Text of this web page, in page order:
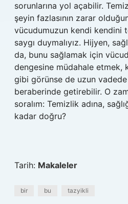
sorunlarına yol açabilir.
şeyin fazlasının zarar
vücudumuzun kendi kendini
saygı duymalıyız. Hijyen,
da, bunu sağlamak için
dengesine müdahale etmek,
gibi görünse de uzun
beraberinde getirebilir. O
soralım: Temizlik adına,
kadar doğru?
Tarih: Makaleler
bir bu tazyikli